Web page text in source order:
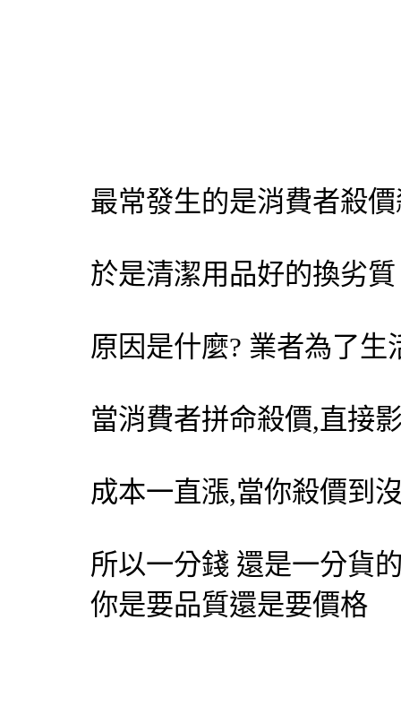
最常發生的是消費者殺
於是清潔用品好的換劣
原因是什麼? 業者為了
當消費者拼命殺價,直接
成本一直漲,當你殺價到
所以一分錢 還是一分貨
你是要品質還是要價格